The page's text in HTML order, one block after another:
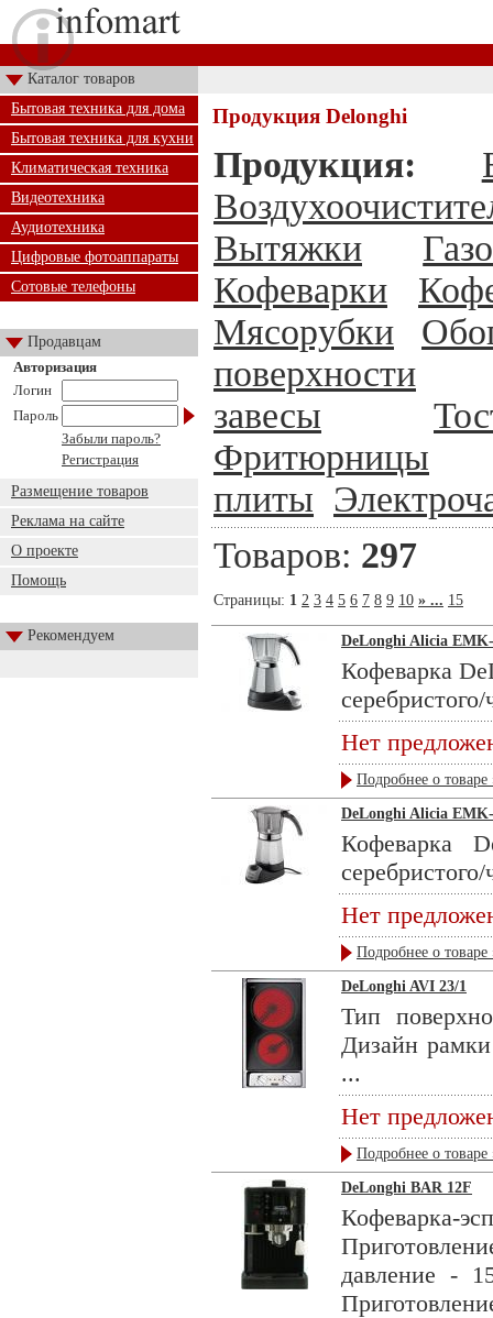
Каталог товаров
Бытовая техника для дома
Бытовая техника для кухни
Климатическая техника
Видеотехника
Аудиотехника
Цифровые фотоаппараты
Сотовые телефоны
Продавцам
Авторизация
Логин
Пароль
Забыли пароль?
Регистрация
Размещение товаров
Реклама на сайте
О проекте
Помощь
Рекомендуем
Продукция Delonghi
Продукция:
Вытяжки
Кофеварки
Мясорубки
поверхности
завесы
Фритюрницы
плиты
Товаров: 297
Страницы: 1 2 3 4 5 6 7 8 9 10 » ... 15
DeLonghi Alicia
Кофеварка
Нет
Подробнее о товаре
DeLonghi Alicia
Кофеварка
Нет
Подробнее о товаре
DeLonghi AVI 23/1
Тип
Дизайн
...
Нет
Подробнее о товаре
DeLonghi BAR 12F
Кофеварка-
давление -